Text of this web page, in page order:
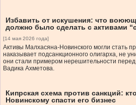
Избавить от искушения: что
должно было сделать с активами
[14 мая 2026 года]
Активы Малхасяна-Новинского могли стать
наказывает подсанкционного олигарха, не
они стали примером нерешительности
Вадика Ахметова.
Кипрская схема против санкций:
Новинскому спасти его бизнес